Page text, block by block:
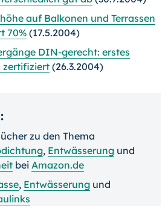
auf Balkonen und Terrassen
70% (17.5.2004)
DIN-gerecht: erstes
zertifiziert (26.3.2004)
zu den Thema
, Entwässerung und
bei Amazon.de
, Entwässerung und